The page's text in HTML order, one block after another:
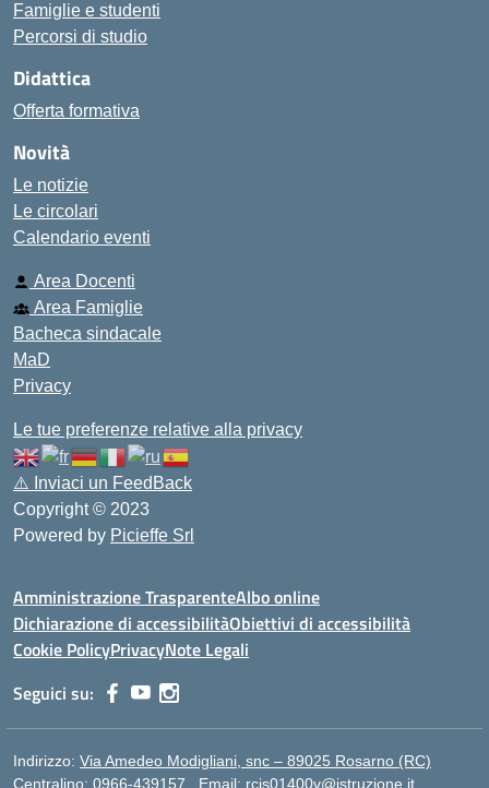
Famiglie e studenti
Percorsi di studio
Didattica
Offerta formativa
Novità
Le notizie
Le circolari
Calendario eventi
Area Docenti
Area Famiglie
Bacheca sindacale
MaD
Privacy
Le tue preferenze relative alla privacy
⚠️ Inviaci un FeedBack
Copyright © 2023
Powered by Picieffe Srl
Amministrazione TrasparenteAlbo online
Dichiarazione di accessibilitàObiettivi di accessibilità
Cookie PolicyPrivacyNote Legali
Seguici su:
Indirizzo: Via Amedeo Modigliani, snc – 89025 Rosarno (RC)
Centralino: 0966-439157 Email: rcis01400v@istruzione.it